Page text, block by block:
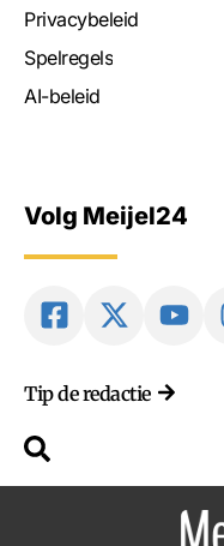
Privacybeleid
Spelregels
AI-beleid
Volg Meijel24
Tip de redactie